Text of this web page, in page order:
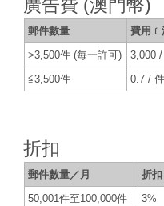
廣告費 (澳門幣)
郵件數量
費用
>3,500件 (每一許可)
3,000
≦3,500件
0.7 /
折扣
郵件數量／月
折
50,001件至100,000件
3%